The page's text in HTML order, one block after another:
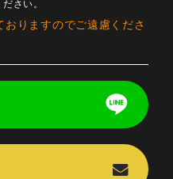
さい。
りますのでご遠慮くださ